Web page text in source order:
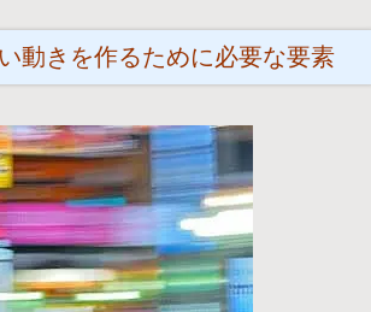
動きを作るために必要な要素